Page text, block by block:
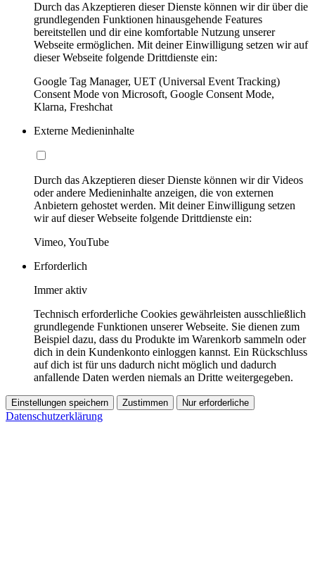
Durch das Akzeptieren dieser Dienste können wir dir über die
grundlegenden Funktionen hinausgehende Features
bereitstellen und dir eine komfortable Nutzung unserer
Webseite ermöglichen. Mit deiner Einwilligung setzen wir auf
dieser Webseite folgende Drittdienste ein:
Google Tag Manager, UET (Universal Event Tracking)
Consent Mode von Microsoft, Google Consent Mode,
Klarna, Freshchat
Externe Medieninhalte
Durch das Akzeptieren dieser Dienste können wir dir Videos
oder andere Medieninhalte anzeigen, die von externen
Anbietern gehostet werden. Mit deiner Einwilligung setzen
wir auf dieser Webseite folgende Drittdienste ein:
Vimeo, YouTube
Erforderlich
Immer aktiv
Technisch erforderliche Cookies gewährleisten ausschließlich
grundlegende Funktionen unserer Webseite. Sie dienen zum
Beispiel dazu, dass du Produkte im Warenkorb sammeln oder
dich in dein Kundenkonto einloggen kannst. Ein Rückschluss
auf dich ist für uns dadurch nicht möglich und dadurch
anfallende Daten werden niemals an Dritte weitergegeben.
Einstellungen speichern Zustimmen Nur erforderliche
Datenschutzerklärung